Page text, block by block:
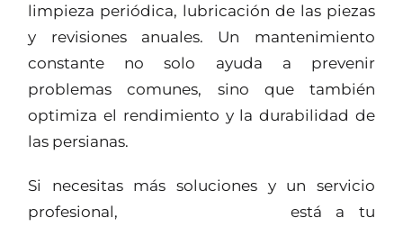
limpieza periódica, lubricación de las piezas
y revisiones anuales. Un mantenimiento
constante no solo ayuda a prevenir
problemas comunes, sino que también
optimiza el rendimiento y la durabilidad de
las persianas.
Si necesitas más soluciones y un servicio
profesional,
está a tu